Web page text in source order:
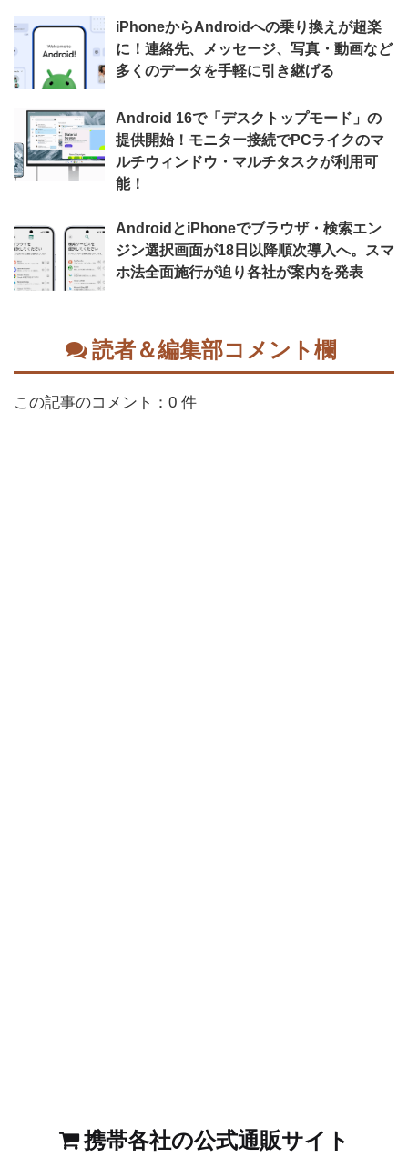
iPhoneからAndroidへの乗り換えが超楽
に！連絡先、メッセージ、写真・動画など
多くのデータを手軽に引き継げる
Android 16で「デスクトップモード」の
提供開始！モニター接続でPCライクのマ
ルチウィンドウ・マルチタスクが利用可
能！
AndroidとiPhoneでブラウザ・検索エン
ジン選択画面が18日以降順次導入へ。スマ
ホ法全面施行が迫り各社が案内を発表
読者＆編集部コメント欄
この記事のコメント：0 件
携帯各社の公式通販サイト